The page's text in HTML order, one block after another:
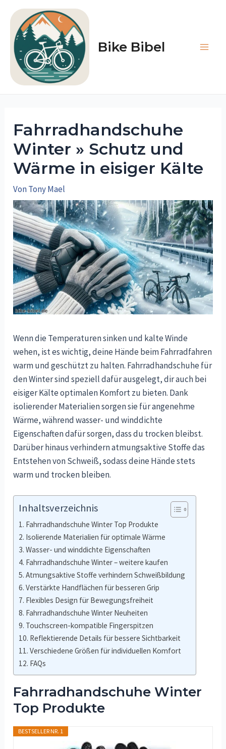
Inhalt
springen
Bike Bibel
Fahrradhandschuhe
Winter » Schutz und
Wärme in eisiger Kälte
VonTony Mael
Wenn die Temperaturen sinken und kalte Winde
wehen, ist es wichtig, deine Hände beim Fahrradfahren
warm und geschützt zu halten. Fahrradhandschuhe für
den Winter sind speziell dafür ausgelegt, dir auch bei
eisiger Kälte optimalen Komfort zu bieten. Dank
isolierender Materialien sorgen sie für angenehme
Wärme, während wasser- und winddichte
Eigenschaften dafür sorgen, dass du trocken bleibst.
Darüber hinaus verhindern atmungsaktive Stoffe das
Entstehen von Schweiß, sodass deine Hände stets
warm und trocken bleiben.
Inhaltsverzeichnis
Fahrradhandschuhe Winter Top Produkte
Isolierende Materialien für optimale Wärme
Wasser- und winddichte Eigenschaften
Fahrradhandschuhe Winter – weitere kaufen
Atmungsaktive Stoffe verhindern Schweißbildung
Verstärkte Handflächen für besseren Grip
Flexibles Design für Bewegungsfreiheit
Fahrradhandschuhe Winter Neuheiten
Touchscreen-kompatible Fingerspitzen
Reflektierende Details für bessere Sichtbarkeit
Verschiedene Größen für individuellen Komfort
FAQs
Fahrradhandschuhe Winter
Top Produkte
BESTSELLER NR. 1